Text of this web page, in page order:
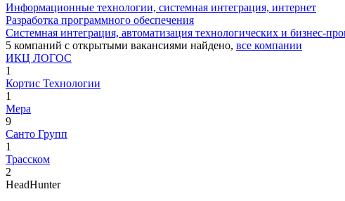
Информационные технологии, системная интеграция, интернет
Разработка программного обеспечения
Системная интеграция, автоматизация технологических и бизнес-
5 компаний с открытыми вакансиями найдено, все компании
ИКЦ ЛОГОС
1
Кортис Технологии
1
Мера
9
Санто Групп
1
Трасском
2
HeadHunter